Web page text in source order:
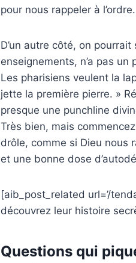
pour nous rappeler à l’ordre.
D’un autre côté, on
enseignements, n’a pas
Les pharisiens veulent la
jette la première pierre. »
presque une punchline
Très bien, mais
drôle, comme si Dieu nous
et une bonne dose
[aib_post_related url=’/
découvrez leur histoire
Questions qui